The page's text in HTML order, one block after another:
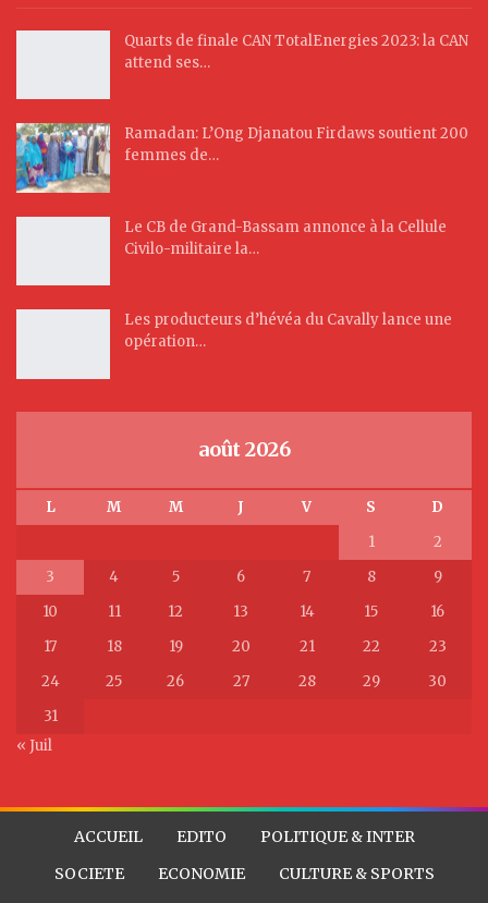
Quarts de finale CAN TotalEnergies 2023: la CAN
attend ses…
Ramadan: L’Ong Djanatou Firdaws soutient 200
femmes de…
Le CB de Grand-Bassam annonce à la Cellule
Civilo-militaire la…
Les producteurs d’hévéa du Cavally lance une
opération…
août 2026
L M M J V S
D
1
2
3
4 5 6 7 8
9
10
11 12 13 14 15
16
17
18 19 20 21 22
23
24
25 26 27 28 29
30
31
« Juil
ACCUEIL EDITO
POLITIQUE & INTER
SOCIETE
ECONOMIE
CULTURE & SPORTS